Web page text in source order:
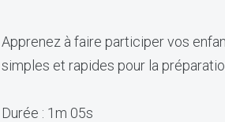
Apprenez à faire participer vos
simples et rapides pour la
Durée : 1m 05s